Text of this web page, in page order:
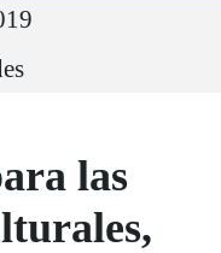
las